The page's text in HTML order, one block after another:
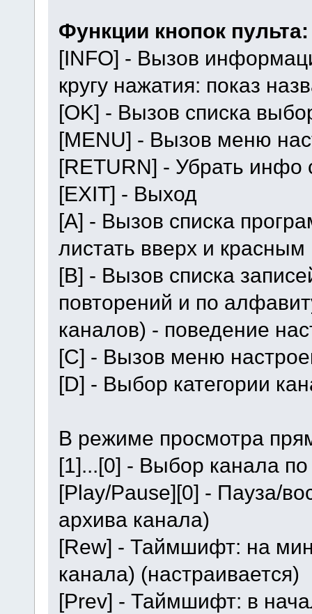
Функции кнопок пульта:
[INFO] - Вызов
кругу нажатия: показ
[OK] - Вызов списка
[MENU] - Вызов меню
[RETURN] - Убрать
[EXIT] - Выход
[A] - Вызов списка
листать вверх и
[В] - Вызов списка
повторений и по
каналов) - поведение
[C] - Вызов меню
[D] - Выбор категории
В режиме просмотра
[1]...[0] - Выбор канала
[Play/Pause][0] - Пауза/
архива канала)
[Rew] - Таймшифт: на
канала) (настраивается)
[Prev] - Таймшифт: в